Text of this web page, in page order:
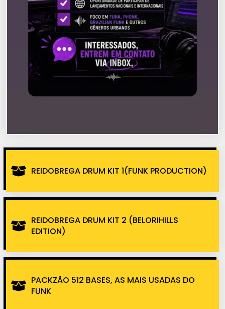
REIDOBREGA DRUM KIT 1(FUNK PRODUCTION)
REIDOBREGA DRUM KIT 2 (BELORIHILLS
EDITION)
PACKZÃO 512 BASES, AS MAIS USADAS DO
FUNK